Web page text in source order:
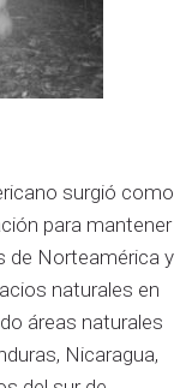
surgió como
para mantener
de Norteamérica y
naturales en
áreas naturales
Nicaragua,